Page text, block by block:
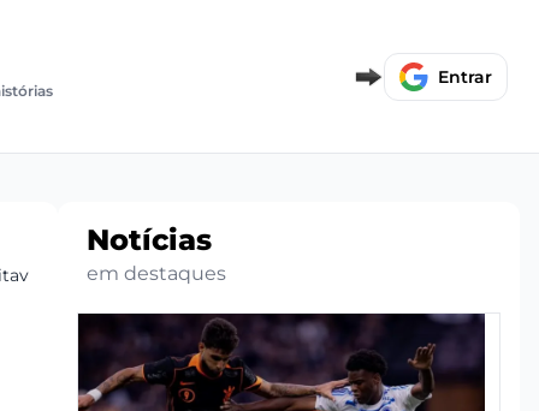
Entrar
Notícias
em destaques